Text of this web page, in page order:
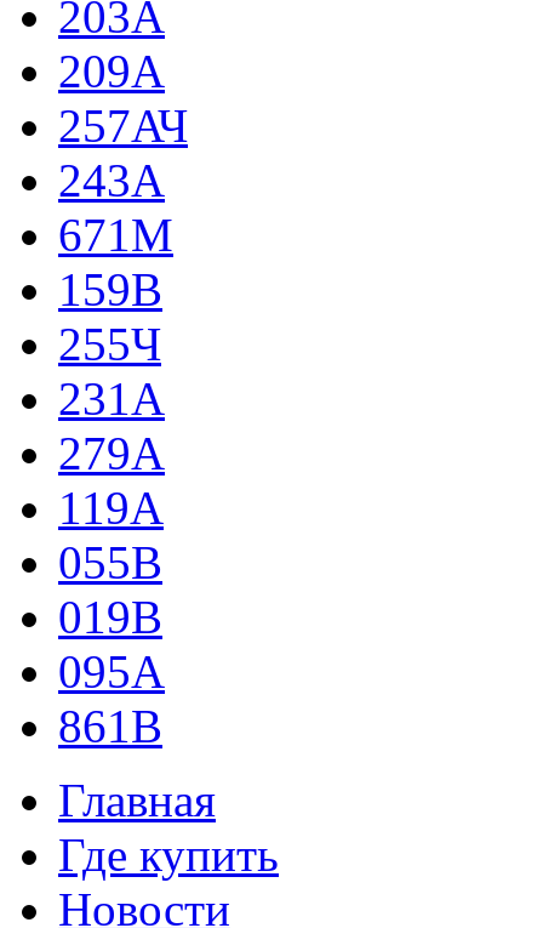
203А
209А
257АЧ
243А
671М
159В
255Ч
231А
279А
119А
055В
019В
095А
861В
Главная
Где купить
Новости